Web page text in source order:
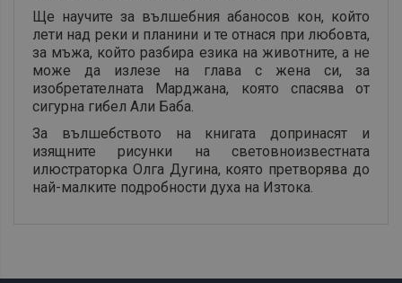
Ще научите за вълшебния абаносов кон, който
лети над реки и планини и те отнася при любовта,
за мъжа, който разбира езика на животните, а не
може да излезе на глава с жена си, за
изобретателната Марджана, която спасява от
сигурна гибел Али Баба.
За вълшебството на книгата допринасят и
изящните рисунки на световноизвестната
илюстраторка Олга Дугина, която претворява до
най-малките подробности духа на Изтока.